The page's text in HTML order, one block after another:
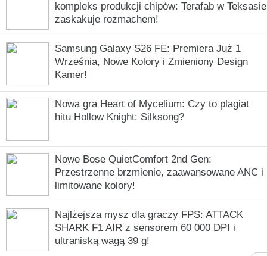
kompleks produkcji chipów: Terafab w Teksasie
zaskakuje rozmachem!
Samsung Galaxy S26 FE: Premiera Już 1
Września, Nowe Kolory i Zmieniony Design
Kamer!
Nowa gra Heart of Mycelium: Czy to plagiat
hitu Hollow Knight: Silksong?
Nowe Bose QuietComfort 2nd Gen:
Przestrzenne brzmienie, zaawansowane ANC i
limitowane kolory!
Najlżejsza mysz dla graczy FPS: ATTACK
SHARK F1 AIR z sensorem 60 000 DPI i
ultraniską wagą 39 g!